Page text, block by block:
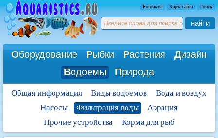
Контакты Карта сайта Поиск
найти
Оборудование Рыбки Растения Дизайн
Водоемы Природа
Общая информация Виды водоемов
Вода и воздух
Насосы
Фильтрация воды
Аэрация
Прочие устройства
Корма для рыб